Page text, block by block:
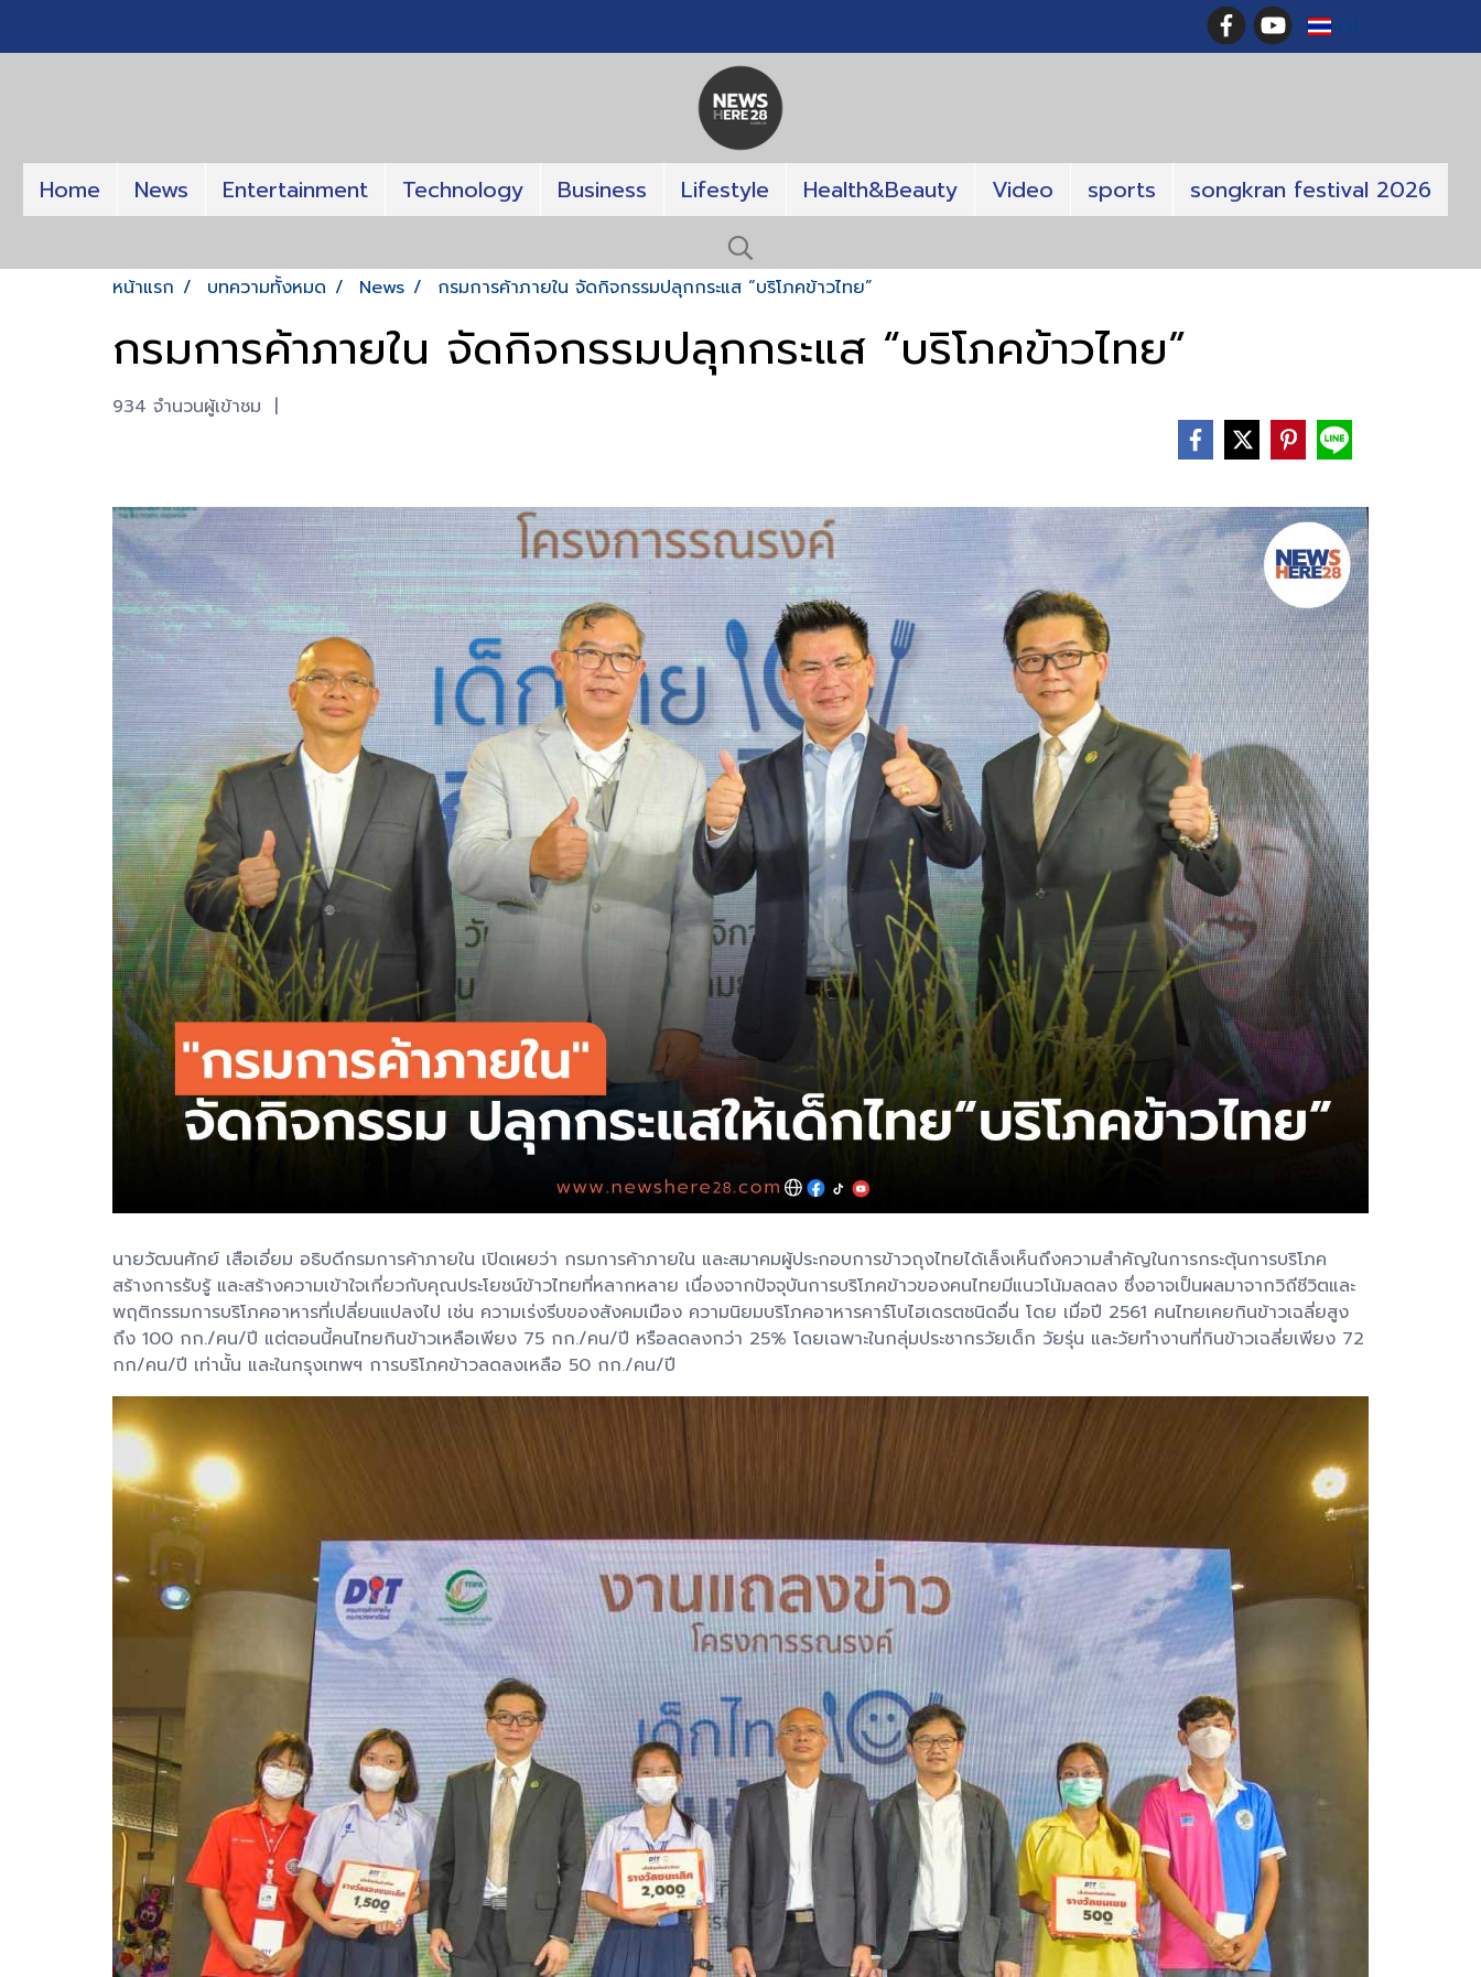
TH
Home News Entertainment Technology Business Lifestyle Health&Beauty Video sports songkran festival 2026
หน้าแรก บทความทั้งหมด News กรมการค้าภายใน จัดกิจกรรมปลุกกระแส “บริโภคข้าวไทย”
กรมการค้าภายใน จัดกิจกรรมปลุกกระแส “บริโภคข้าวไทย”
934 จำนวนผู้เข้าชม |
นายวัฒนศักย์ เสือเอี่ยม อธิบดีกรมการค้าภายใน เปิดเผยว่า กรมการค้าภายใน และสมาคมผู้ประกอบการข้าวถุงไทยได้เล็งเห็นถึงความสำคัญในการกระตุ้นการบริโภค
สร้างการรับรู้ และสร้างความเข้าใจเกี่ยวกับคุณประโยชน์ข้าวไทยที่หลากหลาย เนื่องจากปัจจุบันการบริโภคข้าวของคนไทยมีแนวโน้มลดลง ซึ่งอาจเป็นผลมาจากวิถีชีวิตและ
พฤติกรรมการบริโภคอาหารที่เปลี่ยนแปลงไป เช่น ความเร่งรีบของสังคมเมือง ความนิยมบริโภคอาหารคาร์โบไฮเดรตชนิดอื่น โดย เมื่อปี 2561 คนไทยเคยกินข้าวเฉลี่ยสูง
ถึง 100 กก./คน/ปี แต่ตอนนี้คนไทยกินข้าวเหลือเพียง 75 กก./คน/ปี หรือลดลงกว่า 25% โดยเฉพาะในกลุ่มประชากรวัยเด็ก วัยรุ่น และวัยทำงานที่กินข้าวเฉลี่ยเพียง 72
กก/คน/ปี เท่านั้น และในกรุงเทพฯ การบริโภคข้าวลดลงเหลือ 50 กก./คน/ปี